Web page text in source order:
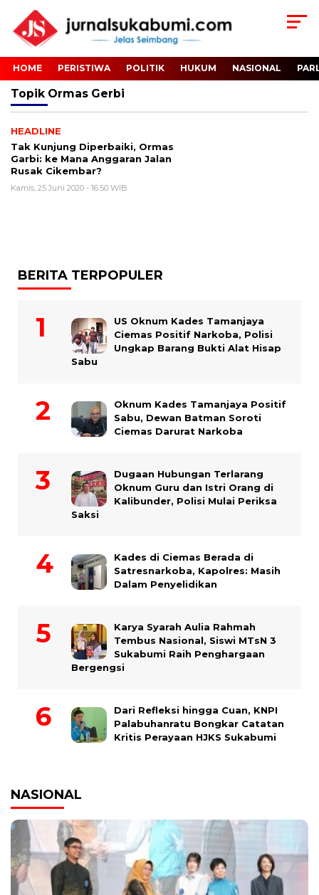
HOME PERISTIWA POLITIK HUKUM NASIONAL
Topik Ormas Gerbi
HEADLINE
Tak Kunjung Diperbaiki, Ormas
Garbi: ke Mana Anggaran Jalan
Rusak Cikembar?
Kamis, 25 Juni 2020 - 16:50 WIB
BERITA TERPOPULER
US Oknum Kades Tamanjaya
Ciemas Positif Narkoba, Polisi
Ungkap Barang Bukti Alat Hisap
Sabu
Oknum Kades Tamanjaya Positif
Sabu, Dewan Batman Soroti
Ciemas Darurat Narkoba
Dugaan Hubungan Terlarang
Oknum Guru dan Istri Orang di
Kalibunder, Polisi Mulai Periksa
Saksi
Kades di Ciemas Berada di
Satresnarkoba, Kapolres: Masih
Dalam Penyelidikan
Karya Syarah Aulia Rahmah
Tembus Nasional, Siswi MTsN 3
Sukabumi Raih Penghargaan
Bergengsi
Dari Refleksi hingga Cuan, KNPI
Palabuhanratu Bongkar Catatan
Kritis Perayaan HJKS Sukabumi
NASIONAL